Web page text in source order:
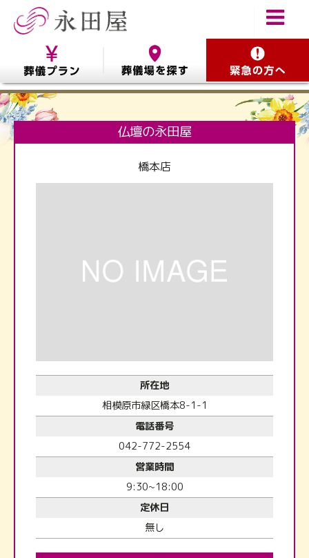
仏壇の永田屋
橋本店
所在地
相模原市緑区橋本8-1-1
電話番号
042-772-2554
営業時間
9:30~18:00
定休日
無し